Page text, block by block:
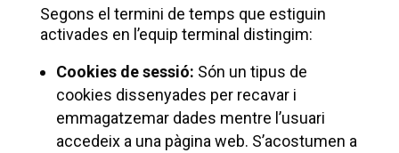
Segons el termini de temps que estiguin
activades en l’equip terminal distingim:
Cookies de sessió: Són un tipus de
cookies dissenyades per recavar i
emmagatzemar dades mentre l’usuari
accedeix a una pàgina web. S’acostumen a